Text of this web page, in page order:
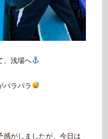
、浅場へ
パラパラ
感がしましたが、今日は